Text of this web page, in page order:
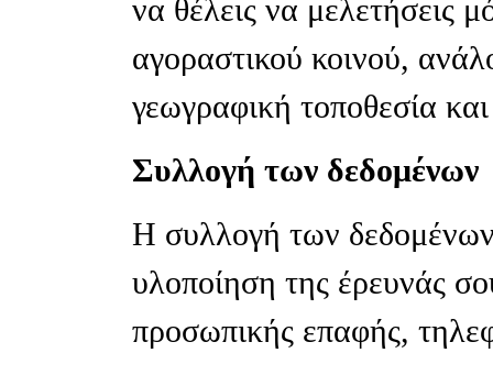
να θέλεις να μελετήσεις
αγοραστικού κοινού,
γεωγραφική τοποθεσία
Συλλογή των δεδομένων
Η συλλογή των
υλοποίηση της έρευνάς
προσωπικής επαφής,